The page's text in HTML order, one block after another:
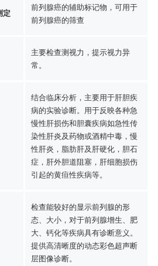
定
前列腺癌的辅助标记物，可用于
前列腺癌的筛查
主要检查测视力，提示视力异
常。
结合临床分析，主要用于肝胆疾
病的实验诊断。用于反映各种急
慢性肝损伤和胆囊疾病如急性传
染性肝炎及药物或酒精中毒，慢
性肝炎，脂肪肝及肝硬化，胆石
症，肝外胆道阻塞，肝细胞损伤
引起的黄疸性疾病等。
检查能较好的显示前列腺的形
态、大小，对于前列腺增生、肥
大、钙化等疾病具有诊断意义。
提供高清晰度的动态彩色超声断
层图像诊断。